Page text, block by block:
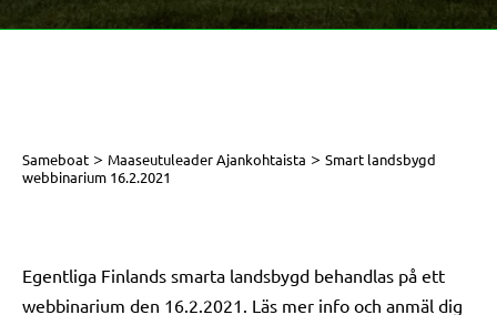
Sameboat > Maaseutuleader Ajankohtaista > Smart landsbygd
webbinarium 16.2.2021
Egentliga Finlands smarta landsbygd behandlas på ett
webbinarium den 16.2.2021. Läs mer info och anmäl dig